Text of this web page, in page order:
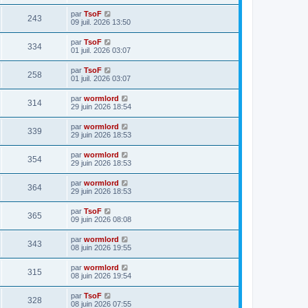
243 par TsoF
09 juil. 2026 13:50
334 par TsoF
01 juil. 2026 03:07
258 par TsoF
01 juil. 2026 03:07
314 par wormlord
29 juin 2026 18:54
339 par wormlord
29 juin 2026 18:53
354 par wormlord
29 juin 2026 18:53
364 par wormlord
29 juin 2026 18:53
365 par TsoF
09 juin 2026 08:08
343 par wormlord
08 juin 2026 19:55
315 par wormlord
08 juin 2026 19:54
328 par TsoF
08 juin 2026 07:55